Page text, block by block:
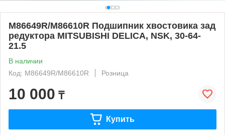
M86649R/M86610R Подшипник хвостовика зад
редуктора MITSUBISHI DELICA, NSK, 30-64-
21.5
В наличии
Код: M86649R/M86610R
Розница
10 000 ₸
Купить